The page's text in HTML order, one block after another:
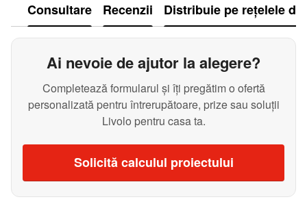
Consultare Recenzii Distribuie pe rețelele
Ai nevoie de ajutor la alegere?
Completează formularul și îți pregătim o ofertă
personalizată pentru întrerupătoare, prize sau soluții
Livolo pentru casa ta.
Solicită calculul proiectului